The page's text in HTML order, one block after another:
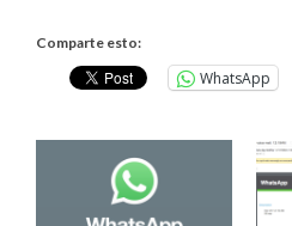
Comparte esto:
WhatsApp